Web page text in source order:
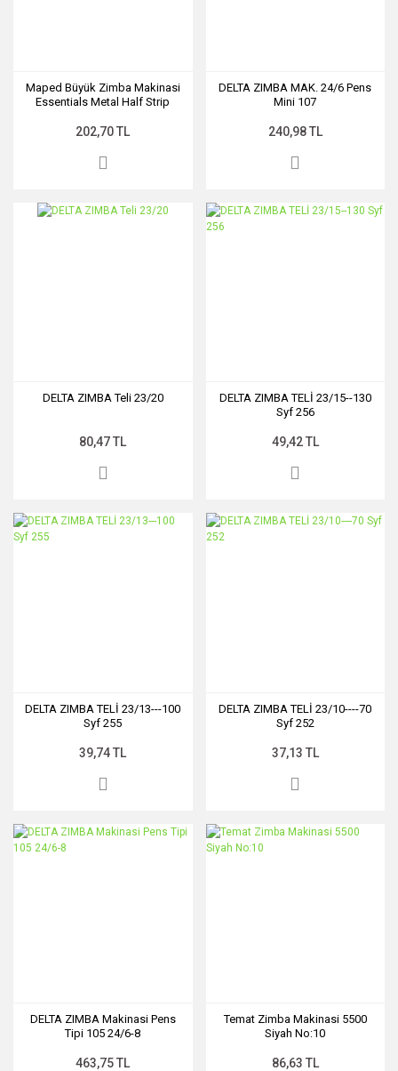
Maped Büyük Zimba Makinasi
Essentials Metal Half Strip
202,70 TL
DELTA ZIMBA MAK. 24/6 Pens
Mini 107
240,98 TL
DELTA ZIMBA Teli 23/20
80,47 TL
DELTA ZIMBA TELİ 23/15--130
Syf 256
49,42 TL
DELTA ZIMBA TELİ 23/13---100
Syf 255
39,74 TL
DELTA ZIMBA TELİ 23/10----70
Syf 252
37,13 TL
DELTA ZIMBA Makinasi Pens
Tipi 105 24/6-8
463,75 TL
Temat Zimba Makinasi 5500
Siyah No:10
86,63 TL